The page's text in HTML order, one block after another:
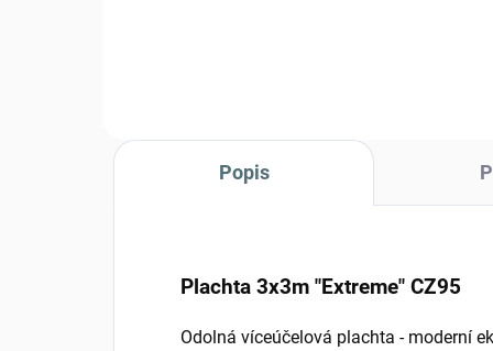
Popis
Plachta 3x3m "Extreme" CZ95
Odolná víceúčelová plachta - moderní